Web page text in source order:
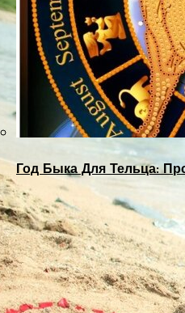
Год Быка Для Тельца: